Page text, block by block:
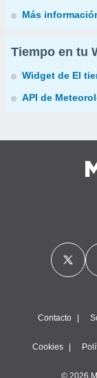
Más
Tiempo en tu
Widget de El
API de
Contacto
Cookies
© 2026